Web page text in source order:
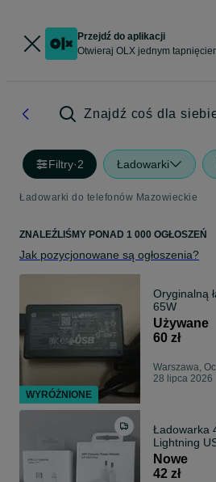
Przejdź do aplikacji
Otwieraj OLX jednym
Znajdź coś dla
Filtry·2 Ładowarki
Ładowarki do telefonów Mazowieckie
ZNALEŹLIŚMY PONAD 1 000 OGŁOSZEŃ
Jak pozycjonowane są ogłoszenia?
Oryginalną
65W
Używane
60 zł
Warszawa,
28 lipca 2026
Ładowarka
Lightning
iPhone
Nowe
42 zł
WYRÓŻNIONE